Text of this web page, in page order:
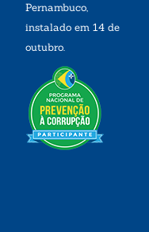
Pernambuco,
instalado em 14 de
outubro.